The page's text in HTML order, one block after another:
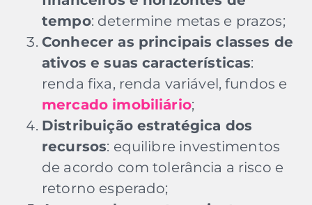
tempo: determine metas e prazos;
Conhecer as principais classes de
ativos e suas características:
renda fixa, renda variável, fundos e
mercado imobiliário;
Distribuição estratégica dos
recursos: equilibre investimentos
de acordo com tolerância a risco e
retorno esperado;